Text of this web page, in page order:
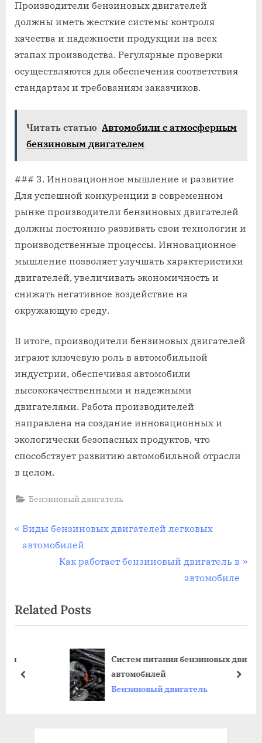
Производители бензиновых двигателей
должны иметь жесткие системы контроля
качества и надежности продукции на всех
этапах производства. Регулярные проверки
осуществляются для обеспечения соответствия
стандартам и требованиям заказчиков.
Читать статью Автомобили с атмосферным
бензиновым двигателем
### 3. Инновационное мышление и развитие
Для успешной конкуренции в современном
рынке производители бензиновых двигателей
должны постоянно развивать свои технологии и
производственные процессы. Инновационное
мышление позволяет улучшать характеристики
двигателей, увеличивать экономичность и
снижать негативное воздействие на
окружающую среду.
В итоге, производители бензиновых двигателей
играют ключевую роль в автомобильной
индустрии, обеспечивая автомобили
высококачественными и надежными
двигателями. Работа производителей
направлена на создание инновационных и
экологически безопасных продуктов, что
способствует развитию автомобильной отрасли
в целом.
Бензиновый двигатель
Навигация
P
r
o
u
o
Виды бензиновых двигателей легковых
автомобилей
N
t
P
Как работает бензиновый двигатель в
автомобиле
Related Posts
Систем питания бензиновых двигателей
автомобилей
Бензиновый двигатель
prev next